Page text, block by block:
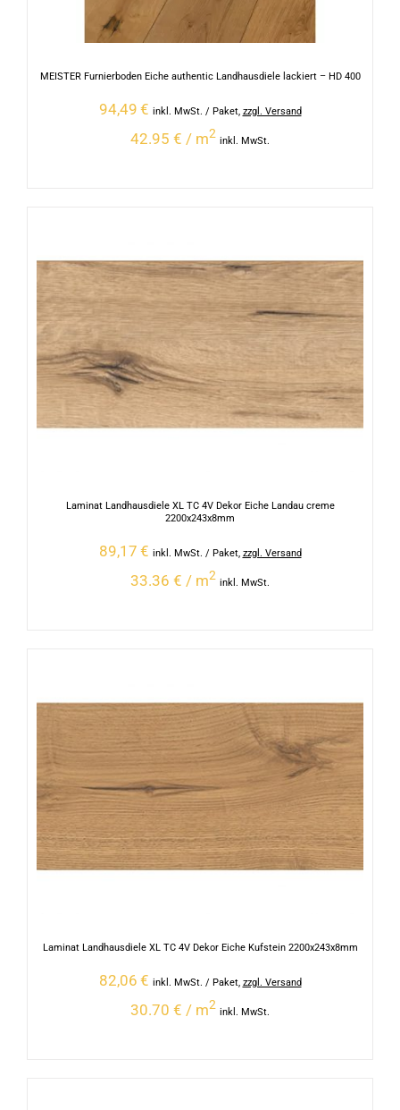
MEISTER Furnierboden Eiche authentic Landhausdiele lackiert – HD 400
94,49 € inkl. MwSt. / Paket, zzgl. Versand
42.95 € / m2
inkl. MwSt.
Laminat Landhausdiele XL TC 4V Dekor Eiche Landau creme
2200x243x8mm
89,17 € inkl. MwSt. / Paket, zzgl. Versand
33.36 € / m2
inkl. MwSt.
Laminat Landhausdiele XL TC 4V Dekor Eiche Kufstein 2200x243x8mm
82,06 € inkl. MwSt. / Paket, zzgl. Versand
30.70 € / m2
inkl. MwSt.